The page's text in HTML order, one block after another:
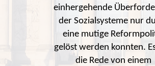
einhergehende
der Sozialsysteme nur
eine mutige
gelöst werden konnten.
die Rede von einem